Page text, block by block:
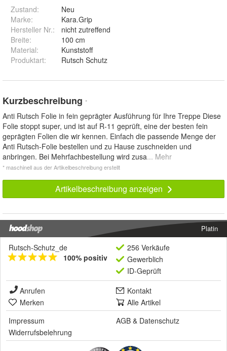
Zustand:
Neu
Marke:
Kara.Grip
Hersteller Nr.:
nicht zutreffend
Breite:
100 cm
Material:
Kunststoff
Produktart: Rutsch Schutz
Kurzbeschreibung *
Anti Rutsch Folie in fein geprägter Ausführung für Ihre Treppe Diese
Folie stoppt super, und ist auf R-11 geprüft, eine der besten fein
geprägten Folien die wir kennen. Einfach die passende Menge der
Anti Rutsch-Folie bestellen und zu Hause zuschneiden und
anbringen. Bei Mehrfachbestellung wird zusa... Mehr
* maschinell aus der Artikelbeschreibung erstellt
Artikelbeschreibung anzeigen
Platin
Rutsch-Schutz_de
100% positiv
256 Verkäufe
Gewerblich
ID-Geprüft
Anrufen
Kontakt
Merken
Alle Artikel
Impressum
AGB & Datenschutz
Widerrufsbelehrung